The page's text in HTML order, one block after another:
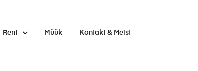
Rent Müük Kontakt & Meist